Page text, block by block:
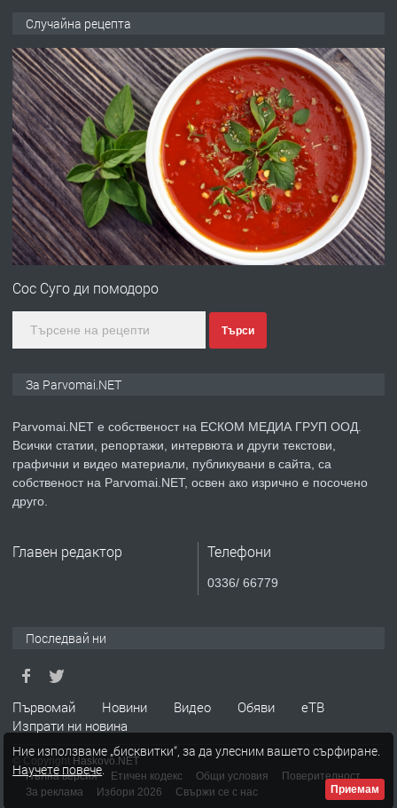
преди 1 година
ПРЕДЛАГА Работа за общи работници
преди 1 година
ПРЕДЛАГА
Първи поход "По стъпките на Ангел
преди 1 година
ПРЕДЛАГА Уроци по Математика
ТЪРСИ Търсим работник
Случайна рецепта
Сос Суго ди помодоро
Търси
За Parvomai.NET
Parvomai.NET е собственост на ЕСКОМ МЕДИА ГРУП ООД.
Всички статии, репортажи, интервюта и други текстови,
графични и видео материали, публикувани в сайта, са
собственост на Parvomai.NET, освен ако изрично е посочено
друго.
Главен редактор Телефони
0336/ 66779
Последвай ни
Първомай Новини Видео Обяви
еТВ
Изпрати ни новина
© Copyright Haskovo.NET
Пълна версия
Етичен кодекс Общи условия
Поверителност
За реклама
Избори 2026 Свържи се с нас
Ние използваме „бисквитки“, за да улесним вашето сърфиране.
Научете повече.
Приемам